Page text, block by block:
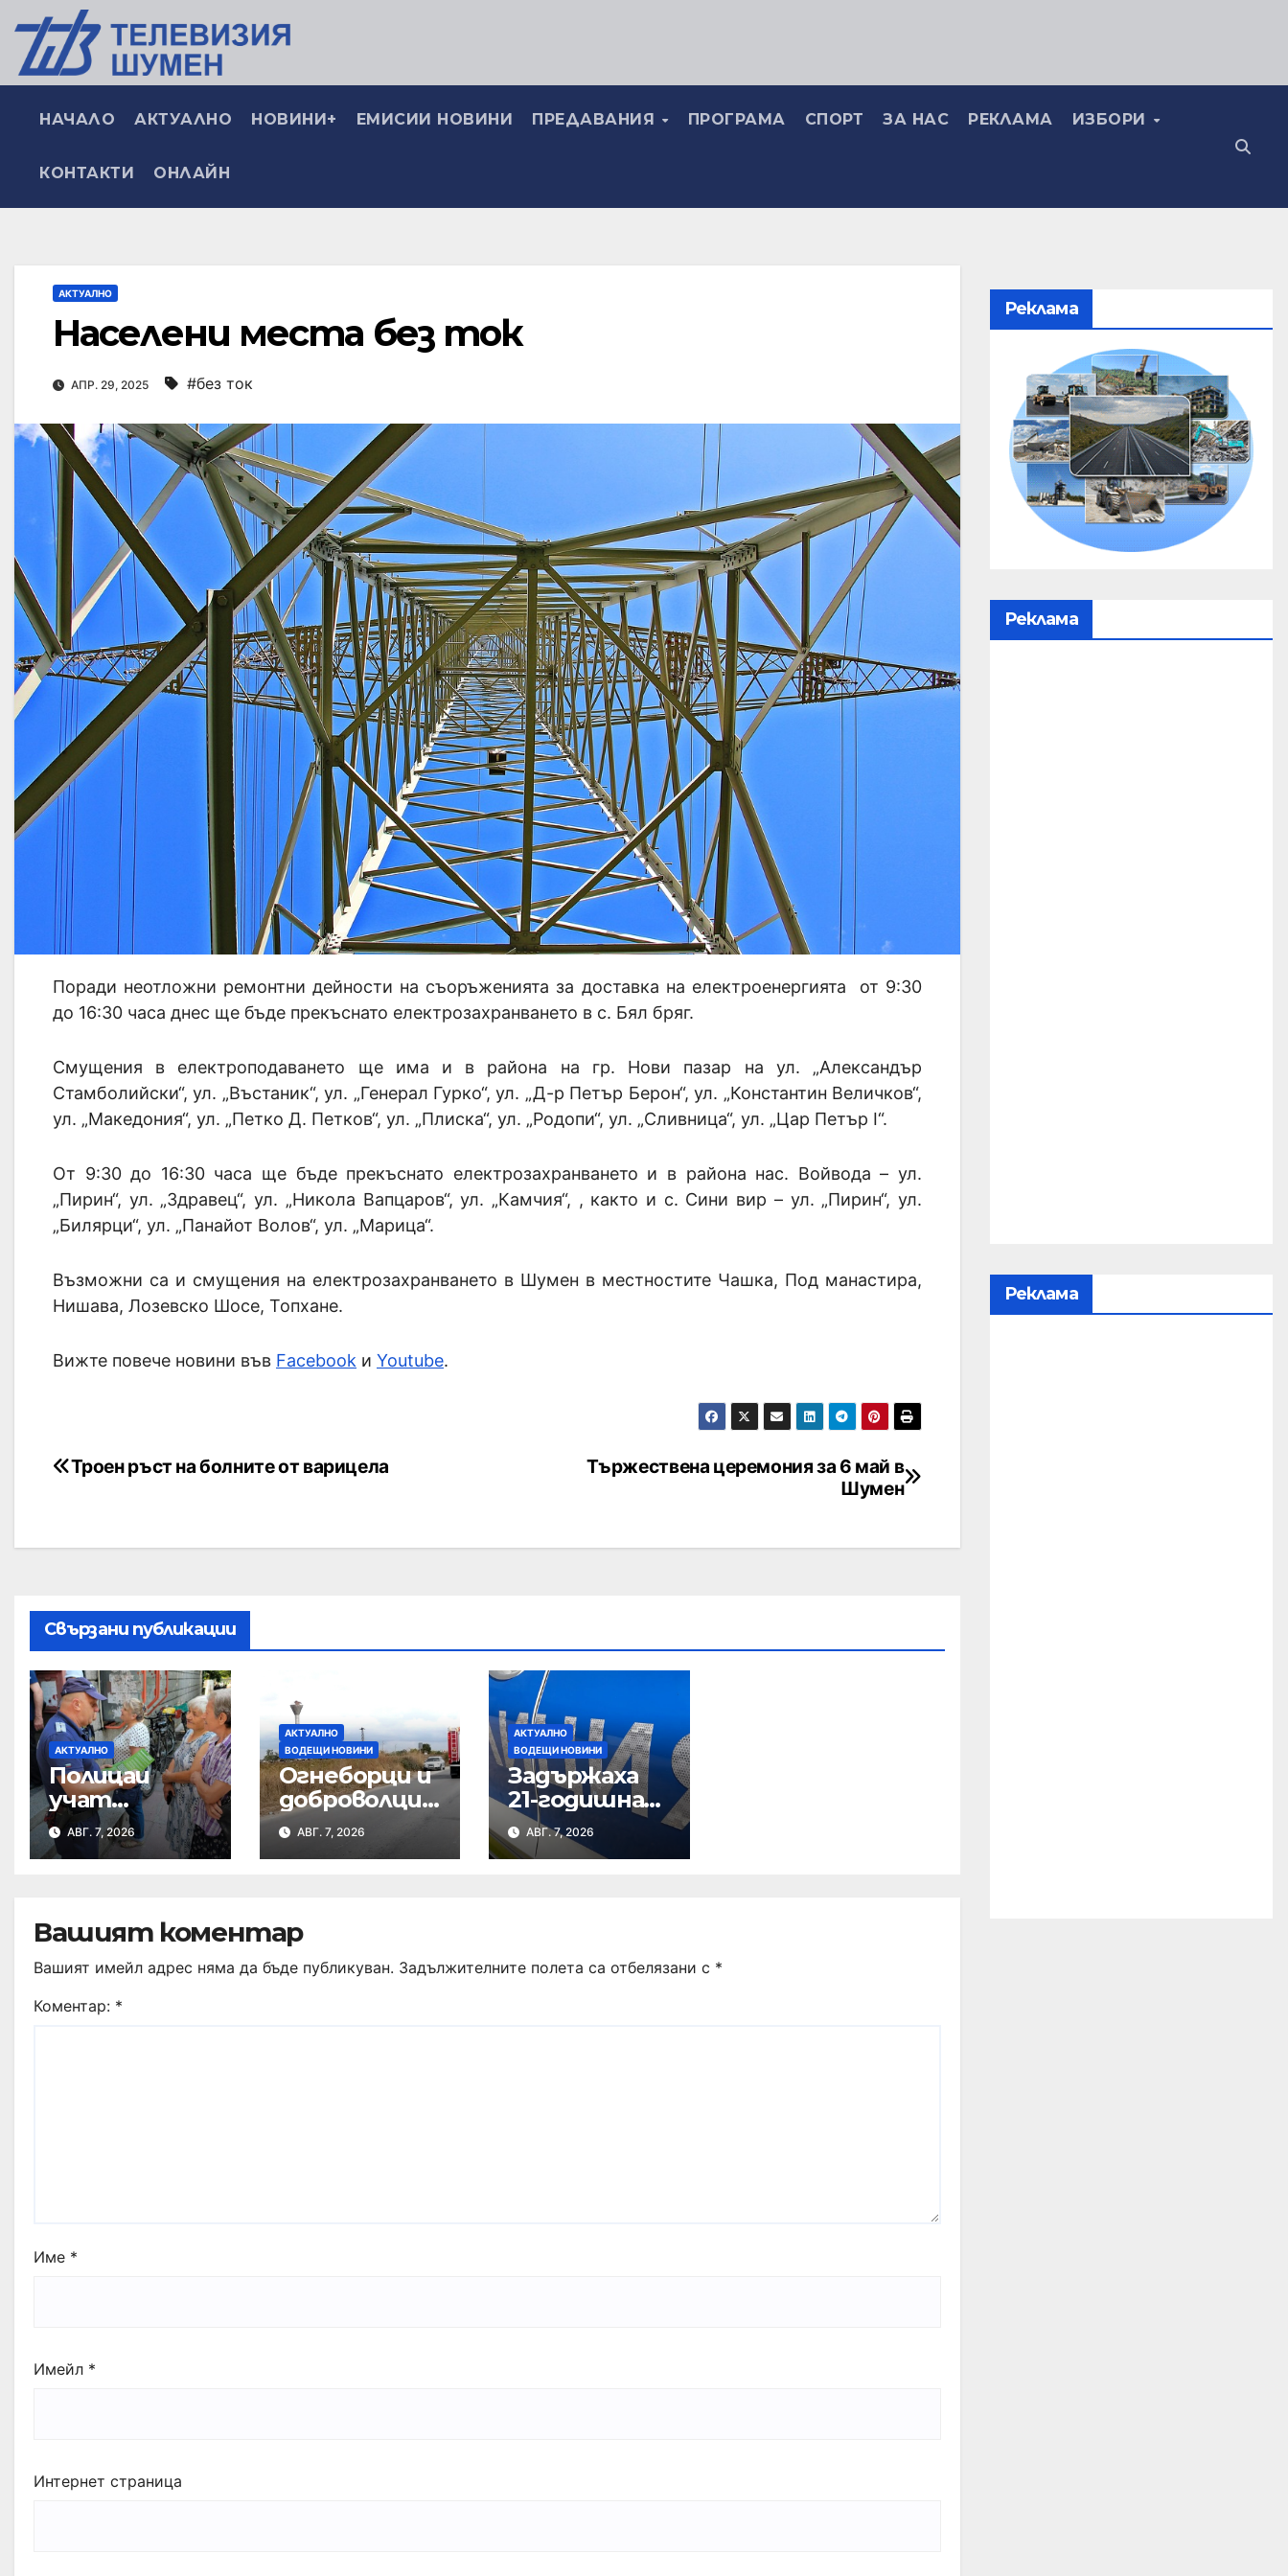
НАЧАЛО АКТУАЛНО НОВИНИ+ ЕМИСИИ НОВИНИ ПРЕДАВАНИЯ ПРОГРАМА СПОРТ ЗА НАС РЕКЛАМА ИЗБОРИ
КОНТАКТИ ОНЛАЙН
АКТУАЛНО
Населени места без ток
АПР. 29, 2025 #без ток
Поради неотложни ремонтни дейности на съоръженията за доставка на електроенергията от 9:30
до 16:30 часа днес ще бъде прекъснато електрозахранването в с. Бял бряг.
Смущения в електроподаването ще има и в района на гр. Нови пазар на ул. „Александър
Стамболийски“, ул. „Въстаник“, ул. „Генерал Гурко“, ул. „Д-р Петър Берон“, ул. „Константин Величков“,
ул. „Македония“, ул. „Петко Д. Петков“, ул. „Плиска“, ул. „Родопи“, ул. „Сливница“, ул. „Цар Петър I“.
От 9:30 до 16:30 часа ще бъде прекъснато електрозахранването и в района нас. Войвода – ул.
„Пирин“, ул. „Здравец“, ул. „Никола Вапцаров“, ул. „Камчия“, , както и с. Сини вир – ул. „Пирин“, ул.
„Билярци“, ул. „Панайот Волов“, ул. „Марица“.
Възможни са и смущения на електрозахранването в Шумен в местностите Чашка, Под манастира,
Нишава, Лозевско Шосе, Топхане.
Вижте повече новини във Facebook и Youtube.
Тържествена церемония за 6 май в
Шумен
Троен ръст на болните от варицела
Свързани публикации
АКТУАЛНО
Полицаи
учат
пенсионери
как да се
АВГ. 7, 2026
АКТУАЛНО
ВОДЕЩИ НОВИНИ
Огнеборци и
доброволци
гасиха
пожари в
АВГ. 7, 2026
АКТУАЛНО
ВОДЕЩИ НОВИНИ
Задържаха
21-годишна
шуменка за
наркотици
АВГ. 7, 2026
Вашият коментар
Вашият имейл адрес няма да бъде публикуван. Задължителните полета са отбелязани с *
Коментар: *
Име *
Имейл *
Интернет страница
Реклама
Реклама
Реклама